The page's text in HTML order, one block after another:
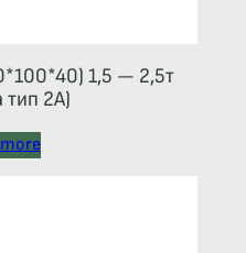
1,5 — 2,5т
тип 2A)